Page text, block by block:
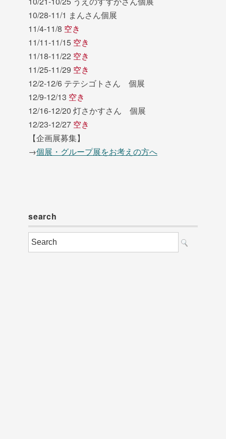
10/28-11/1 まんさん個展
11/4-11/8 空き
11/11-11/15 空き
11/18-11/22 空き
11/25-11/29 空き
12/2-12/6 テテシゴトさん 個展
12/9-12/13 空き
12/16-12/20 灯さかすさん 個展
12/23-12/27 空き
【企画展募集】
→個展・グループ展をお考えの方へ
search